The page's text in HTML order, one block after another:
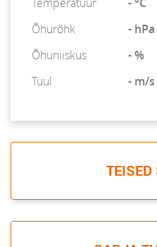
Õhurõhk
- hPa
Õhuniiskus
- %
Tuul
- m/s